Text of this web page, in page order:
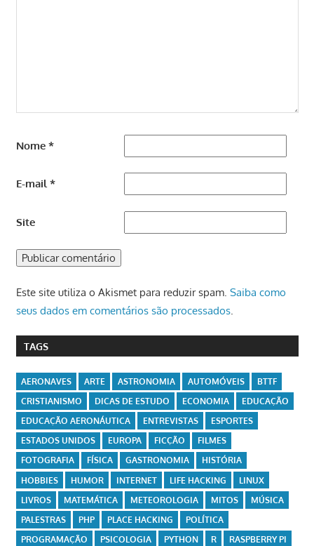
Nome *
E-mail*
Site
Este site utiliza o Akismet para reduzir spam. Saiba como
seus dados em comentários são processados.
TAGS
AERONAVES ARTE ASTRONOMIA AUTOMÓVEIS
BTTF
CRISTIANISMO
DICAS DE ESTUDO ECONOMIA
EDUCAÇÃO
EDUCAÇÃO AERONÁUTICA
ENTREVISTAS
ESPORTES
ESTADOS UNIDOS
EUROPA FICÇÃO
FILMES
FOTOGRAFIA
FÍSICA GASTRONOMIA
HISTÓRIA
HOBBIES
HUMOR INTERNET LIFE HACKING
LINUX
LIVROS
MATEMÁTICA METEOROLOGIA MITOS
MÚSICA
PALESTRAS
PHP PLACE HACKING
POLÍTICA
PROGRAMAÇÃO
PSICOLOGIA PYTHON R
RASPBERRY PI